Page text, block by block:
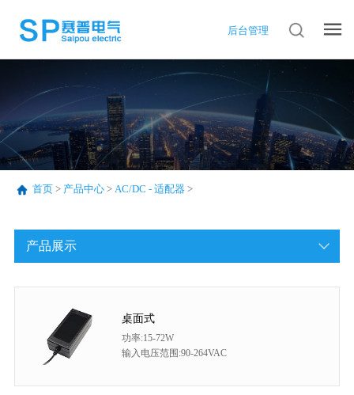
后台管理
首页> 产品中心> AC/DC - 适配器 >
产品展示
桌面式
功率:15-72W
输入电压范围:90-264VAC